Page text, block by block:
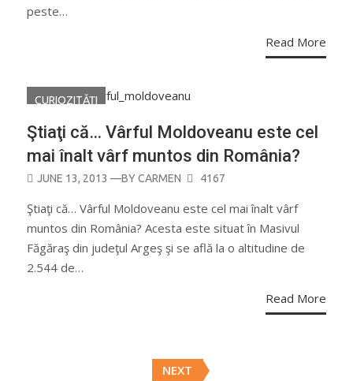
peste…
Read More
CURIOZITĂŢI
Ştiaţi că… Vârful Moldoveanu este cel
mai înalt vârf muntos din România?
POSTED
JUNE 13, 2013 —BYCARMEN 4167
Ştiaţi că… Vârful Moldoveanu este cel mai înalt vârf
muntos din România? Acesta este situat în Masivul
Făgăraş din judeţul Argeş şi se află la o altitudine de
2.544 de…
Read More
navigation
NEXT